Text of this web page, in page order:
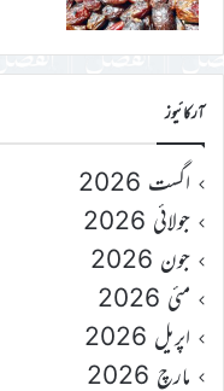
آرکائیوز
اگست 2026
جولائی 2026
جون 2026
مئی 2026
اپریل 2026
مارچ 2026